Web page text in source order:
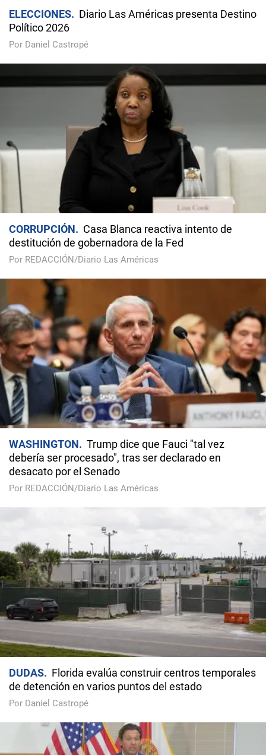
ELECCIONES
Diario Las Américas presenta Destino
Político 2026
Por Daniel Castropé
CORRUPCIÓN
Casa Blanca reactiva intento de
destitución de gobernadora de la Fed
Por REDACCIÓN/Diario Las Américas
WASHINGTON
Trump dice que Fauci "tal vez
debería ser procesado", tras ser declarado en
desacato por el Senado
Por REDACCIÓN/Diario Las Américas
DUDAS
Florida evalúa construir centros temporales
de detención en varios puntos del estado
Por Daniel Castropé